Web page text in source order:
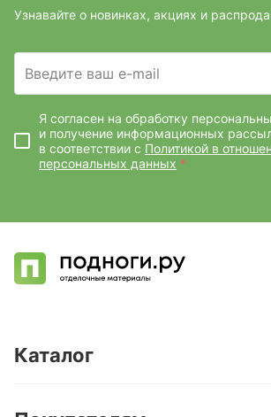
Узнавайте о новинках, акциях и
Введите ваш e-mail
Я согласен на обработку
и получение информационных
в соответствии с Политикой в
персональных данных *
Каталог